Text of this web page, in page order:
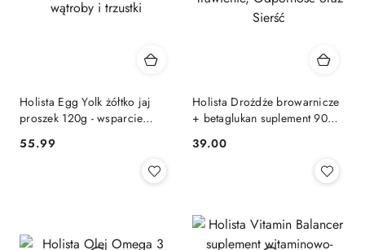
Holista Egg Yolk żółtko jaj
proszek 120g - wsparcie
trzustki
Cena:
55.99
Holista Drożdże browarnicze
+ betaglukan suplement 90
Odporność oraz Sierść
Cena:
39.00